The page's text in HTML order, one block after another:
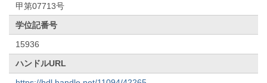
甲第07713号
学位記番号
15936
ハンドルURL